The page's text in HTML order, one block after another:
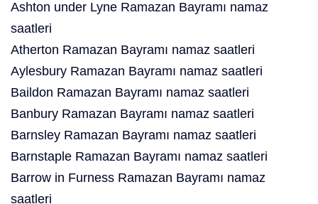
Ashton under Lyne Ramazan Bayramı namaz
saatleri
Atherton Ramazan Bayramı namaz saatleri
Aylesbury Ramazan Bayramı namaz saatleri
Baildon Ramazan Bayramı namaz saatleri
Banbury Ramazan Bayramı namaz saatleri
Barnsley Ramazan Bayramı namaz saatleri
Barnstaple Ramazan Bayramı namaz saatleri
Barrow in Furness Ramazan Bayramı namaz
saatleri